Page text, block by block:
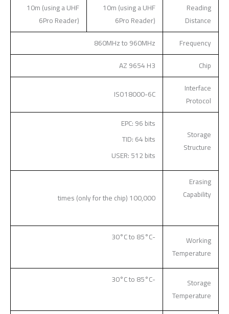
Reading
Distance
10m (using a UHF
6Pro Reader)
10m (using a UHF
6Pro Reader)
Frequency
860MHz to 960MHz
Chip
AZ 9654 H3
Interface
Protocol
ISO18000-6C
Storage
Structure
EPC: 96 bits
TID: 64 bits
USER: 512 bits
Erasing
Capability
100,000 times (only for the chip)
Working
Temperature
-30°C to 85°C
Storage
Temperature
-30°C to 85°C